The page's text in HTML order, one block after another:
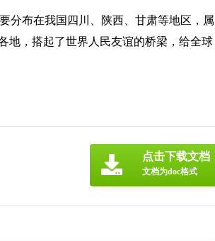
分布在我国四川、陕西、甘肃等地区，属
地，搭起了世界人民友谊的桥梁，给全球
点击下载文档
文档为doc格式